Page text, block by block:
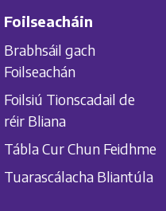
Foilseacháin
Brabhsáil gach
Foilseachán
Foilsiú Tionscadail de
réir Bliana
Tábla Cur Chun Feidhme
Tuarascálacha Bliantúla